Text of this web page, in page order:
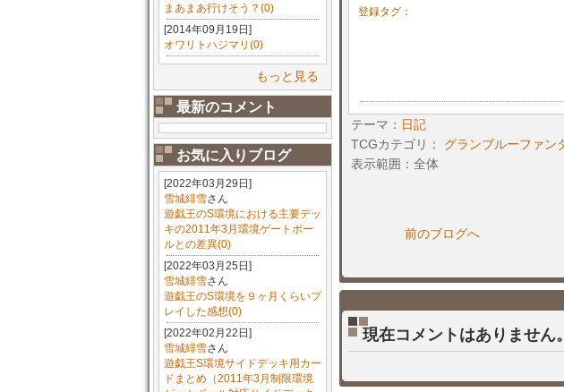
まあまあ行けそう？(0)
[2014年09月19日]
オワリトハジマリ(0)
もっと見る
最新のコメント
お気に入りブログ
[2022年03月29日]
雪城緋雪さん
遊戯王のS環境における主要デッ
キの2011年3月環境ゲートボー
ルとの差異(0)
[2022年03月25日]
雪城緋雪さん
遊戯王のS環境を９ヶ月くらいプ
レイした感想(0)
[2022年02月22日]
雪城緋雪さん
遊戯王S環境サイドデッキ用カー
ドまとめ（2011年3月制限環境
登録タグ：
テーマ： 日記
TCGカテゴリ： グランブルーファン
表示範囲：全体
前のブログへ
現在コメントはありません。